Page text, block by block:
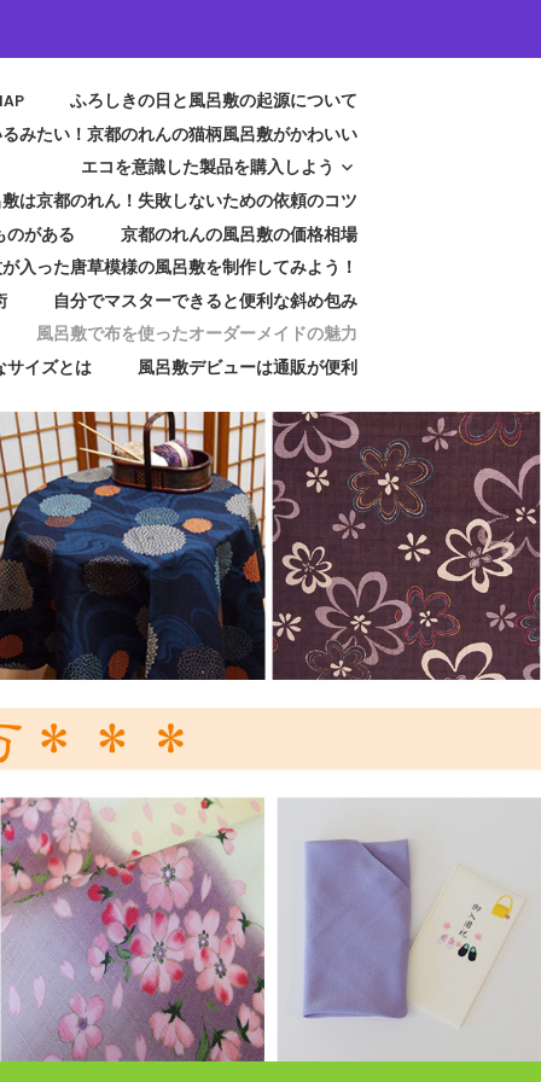
ふろしきの日と風呂敷の起源について
みたい！京都のれんの猫柄風呂敷がかわいい
エコを意識した製品を購入しよう
は京都のれん！失敗しないための依頼のコツ
のがある
京都のれんの風呂敷の価格相場
入った唐草模様の風呂敷を制作してみよう！
自分でマスターできると便利な斜め包み
風呂敷で布を使ったオーダーメイドの魅力
サイズとは
風呂敷デビューは通販が便利